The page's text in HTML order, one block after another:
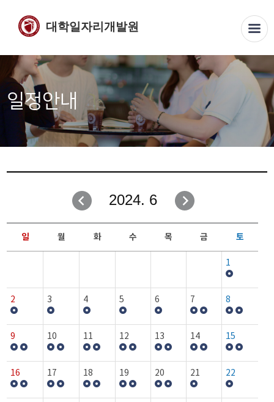
대학일자리개발원
일정안내
2024. 6
일 월 화 수 목 금 토
1
2 3 4 5 6 7 8
9 10 11 12 13 14 15
16 17 18 19 20 21 22